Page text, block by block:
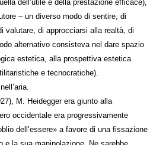
dell’utile e della prestazione efficace),
– un diverso modo di sentire, di
valutare, di approcciarsi alla realtà, di
alternativo consisteva nel dare spazio
estetica, alla prospettiva estetica
e tecnocratiche).
M. Heidegger era giunto alla
occidentale era progressivamente
dell’essere» a favore di una fissazione